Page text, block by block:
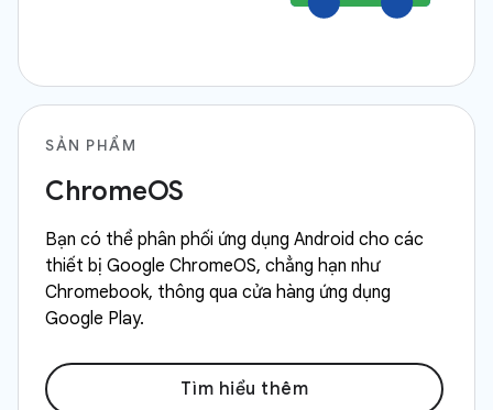
SẢN PHẨM
ChromeOS
Bạn có thể phân phối ứng dụng Android cho các
thiết bị Google ChromeOS, chẳng hạn như
Chromebook, thông qua cửa hàng ứng dụng
Google Play.
Tìm hiểu thêm